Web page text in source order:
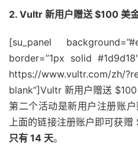
联
河
北
移
动
5 5 0%
河
2. Vultr 新用户赠送 $100 美
[su_panel
border=”1px solid
https://www.vultr.com/zh/
blank”]Vultr 新用户赠送
第二个活动是新用户注册账
上面的链接注册账户即可获赠
只有 14 天。